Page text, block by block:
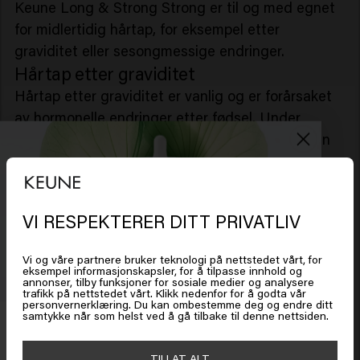
Keune Long & Strong Strong er til og med egnet
for midlertidig hårtap, for eksempel etter
graviditet eller sesongmessige endringer.
Hårtap etter graviditet
Hårtap etter graviditet er vanlig og er forårsaket
av hormonelle endringer etter fødsel. Under
graviditet forblir hårene i vekstfasen lenger, men
etterpå går flere hår inn i fellingsfasen samtidig.
Selv om dette vanligvis er midlertidig, kan en
hodebunnen og få håret til å se sterkere og
Ingredienser som peptider, koffein og Centella
Asiatica støtter den naturlige hårvekstsyklusen
og gir optimal hodebunnspleie.
Finnes det virkelig en sjampo som
Det ser ut som om du er iUnited
States of America
VI RESPEKTERER DITT PRIVATLIV
Vi og våre partnere bruker teknologi på nettstedet vårt, for
eksempel informasjonskapsler, for å tilpasse innhold og
annonser, tilby funksjoner for sosiale medier og analysere
trafikk på nettstedet vårt. Klikk nedenfor for å godta vår
personvernerklæring. Du kan ombestemme deg og endre ditt
samtykke når som helst ved å gå tilbake til denne nettsiden.
Få 20 % rabatt
Meld deg på nyhetsbrevet og få rabatt når du handler for